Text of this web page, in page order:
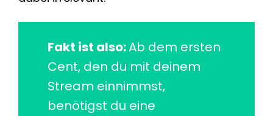
Fakt ist also:Ab dem ersten
Cent, den du mit deinem
Stream einnimmst,
benötigst du eine